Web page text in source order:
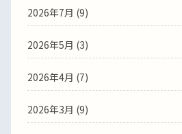
2026年7月 (9)
2026年5月 (3)
2026年4月 (7)
2026年3月 (9)